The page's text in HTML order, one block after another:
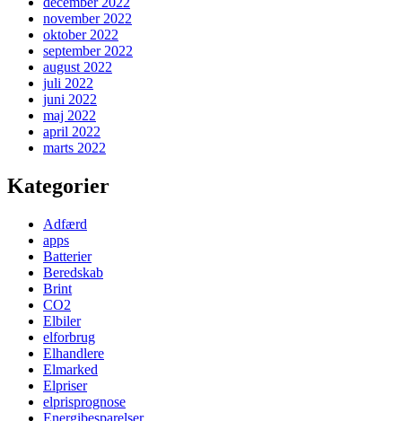
november 2022
oktober 2022
september 2022
august 2022
juli 2022
juni 2022
maj 2022
april 2022
marts 2022
Kategorier
Adfærd
apps
Batterier
Beredskab
Brint
CO2
Elbiler
elforbrug
Elhandlere
Elmarked
Elpriser
elprisprognose
Energibesparelser